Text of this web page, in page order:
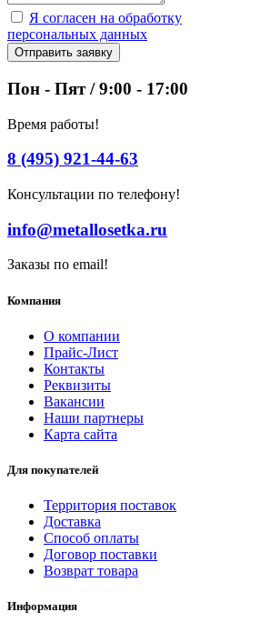
Я согласен на обработку
персональных данных
Отправить заявку
Пон - Пят / 9:00 - 17:00
Время работы!
8 (495) 921-44-63
Консультации по телефону!
info@metallosetka.ru
Заказы по email!
Компания
О компании
Прайс-Лист
Контакты
Реквизиты
Вакансии
Наши партнеры
Карта сайта
Для покупателей
Территория поставок
Доставка
Способ оплаты
Договор поставки
Возврат товара
Информация